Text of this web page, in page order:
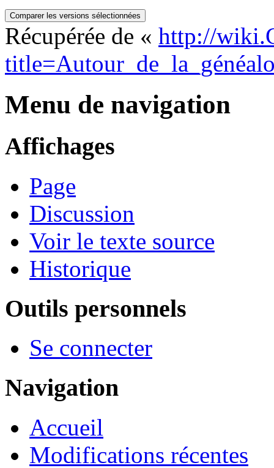
Récupérée de « http://
Menu de navigation
Affichages
Page
Discussion
Voir le texte source
Historique
Outils personnels
Se connecter
Navigation
Accueil
Modifications récentes